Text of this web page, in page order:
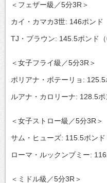
＜フェザー級／5分3R＞
カイ・カマカ3世: 146ポンド
TJ・ブラウン: 145.5ポンド（
＜女子フライ級／5分3R＞
ポリアナ・ボテーリョ: 125.5
ルアナ・カロリーナ: 128.5ポ
＜女子ストロー級／5分3R＞
サム・ヒューズ: 115.5ポンド
ローマ・ルックンブミー:
＜ミドル級／5分3R＞